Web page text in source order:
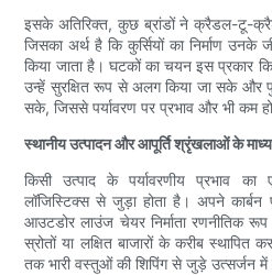
इसके अतिरिक्त, कुछ ब्रांडों ने क्रैडल-टू-
जिसका अर्थ है कि कुर्सियों का निर्माण
किया जाता है। घटकों का चयन इस प्रकार
उन्हें सुरक्षित रूप से अलग किया जा सके और
सके, जिससे पर्यावरण पर प्रभाव और भी कम
स्थानीय उत्पादन और आपूर्ति श्रृंखलाओं के
किसी उत्पाद के पर्यावरणीय प्रभाव का
लॉजिस्टिक्स से जुड़ा होता है। अपने
आउटडोर लाउंज चेयर निर्माता रणनीतिक
स्रोतों या लक्षित बाजारों के करीब
तक भारी वस्तुओं की शिपिंग से जुड़े उत्सर्जन